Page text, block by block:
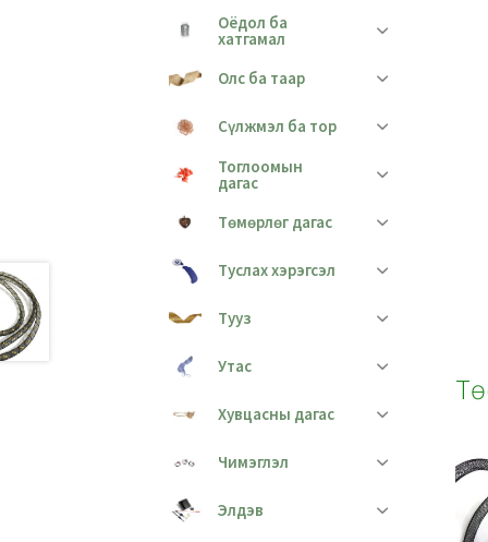
Оёдол ба
хатгамал
Олс ба таар
Сүлжмэл ба тор
Тоглоомын
дагас
Төмөрлөг дагас
Туслах хэрэгсэл
Тууз
Утас
Хувцасны дагас
Чимэглэл
Элдэв